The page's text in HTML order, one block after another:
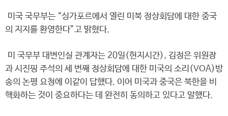
미국 국무부는 “싱가포르에서 열린 미북 정상회담에 대한 중국
의 지지를 환영한다”고 밝혔다.
미 국무부 대변인실 관계자는 20일(현지시간), 김정은 위원장
과 시진핑 주석의 세 번째 정상회담에 대한 미국의 소리(VOA)방
송의 논평 요청에 이같이 답했다. 이어 미국과 중국은 북한을 비
핵화하는 것이 중요하다는 데 완전히 동의하고 있다고 말했다.